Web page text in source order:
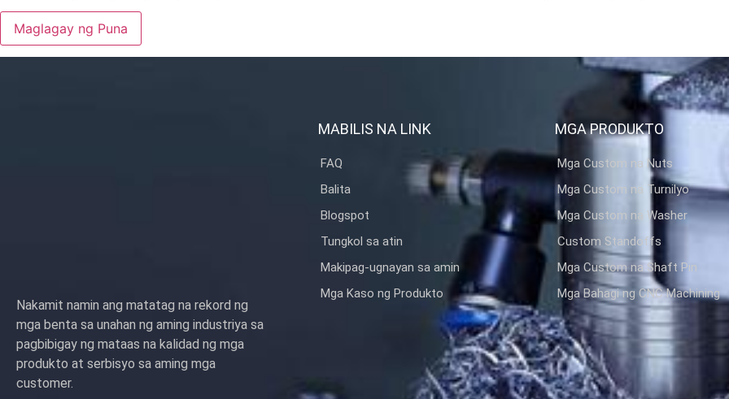
Nakamit namin ang matatag na rekord ng
mga benta sa unahan ng aming industriya sa
pagbibigay ng mataas na kalidad ng mga
produkto at serbisyo sa aming mga
customer.
MABILIS NA LINK
FAQ
Balita
Blogspot
Tungkol sa atin
Makipag-ugnayan sa amin
Mga Kaso ng Produkto
MGA PRODUKTO
Mga Custom na Nuts
Mga Custom na Turnilyo
Mga Custom na Washer
Custom Standoffs
Mga Custom na Shaft Pin
Mga Bahagi ng CNC Machining